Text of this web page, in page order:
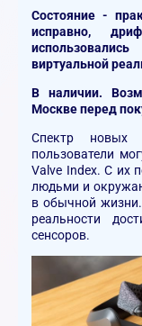
Состояние -
исправно,
виртуальной
В наличии.
Москве перед
Спектр новых
пользователи
Valve Index. С их
людьми и
в обычной
реальности
сенсоров.